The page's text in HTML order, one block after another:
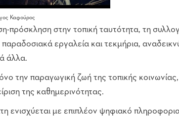
Καφούρος
πρόσκληση στην τοπική ταυτότητα, τη
παραδοσιακά εργαλεία και τεκμήρια,
άλλα.
την παραγωγική ζωή της τοπικής
της καθημερινότητας.
ενισχύεται με επιπλέον ψηφιακό